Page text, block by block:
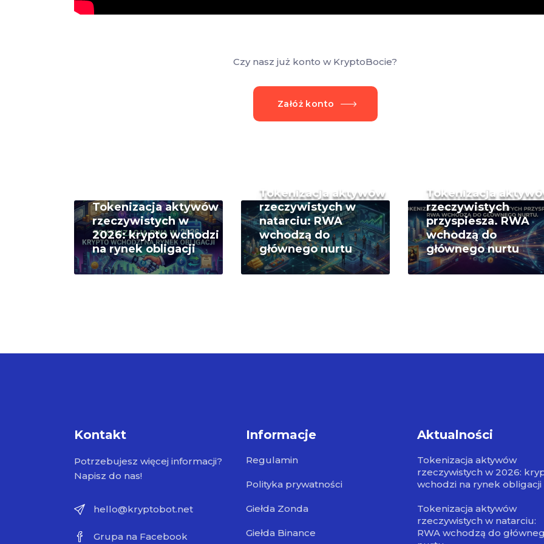
Czy nasz już konto w KryptoBocie?
Załóż konto
Tokenizacja aktywów
rzeczywistych w
2026: krypto wchodzi
na rynek obligacji
Tokenizacja aktywów
rzeczywistych w
natarciu: RWA
wchodzą do
głównego nurtu
Tokenizacja
rzeczywistych
przyspiesza. RWA
wchodzą do
głównego nurtu
Kontakt
Potrzebujesz więcej informacji?
Napisz do nas!
hello@kryptobot.net
Grupa na Facebook
Informacje
Regulamin
Polityka prywatności
Giełda Zonda
Giełda Binance
Aktualności
Tokenizacja aktywów
rzeczywistych w 2026:
wchodzi na rynek obligacji
Tokenizacja aktywów
rzeczywistych w natarciu:
RWA wchodzą do